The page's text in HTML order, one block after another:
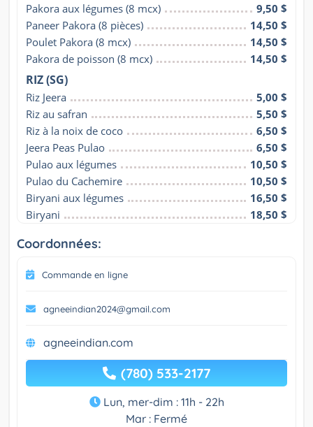
Pakora aux légumes (8 mcx)
9,50 $
Paneer Pakora (8 pièces)
14,50 $
Poulet Pakora (8 mcx)
14,50 $
Pakora de poisson (8 mcx)
14,50 $
RIZ (SG)
Riz Jeera
5,00 $
Riz au safran
5,50 $
Riz à la noix de coco
6,50 $
Jeera Peas Pulao
6,50 $
Pulao aux légumes
10,50 $
Pulao du Cachemire
10,50 $
Biryani aux légumes
16,50 $
Biryani
18,50 $
Coordonnées:
Commande en ligne
agneeindian2024@gmail.com
agneeindian.com
(780) 533-2177
Lun, mer-dim : 11h - 22h
Mar : Fermé